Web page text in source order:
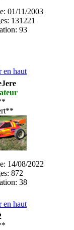
01/11/2003
131221
93
en haut
14/08/2022
872
38
en haut